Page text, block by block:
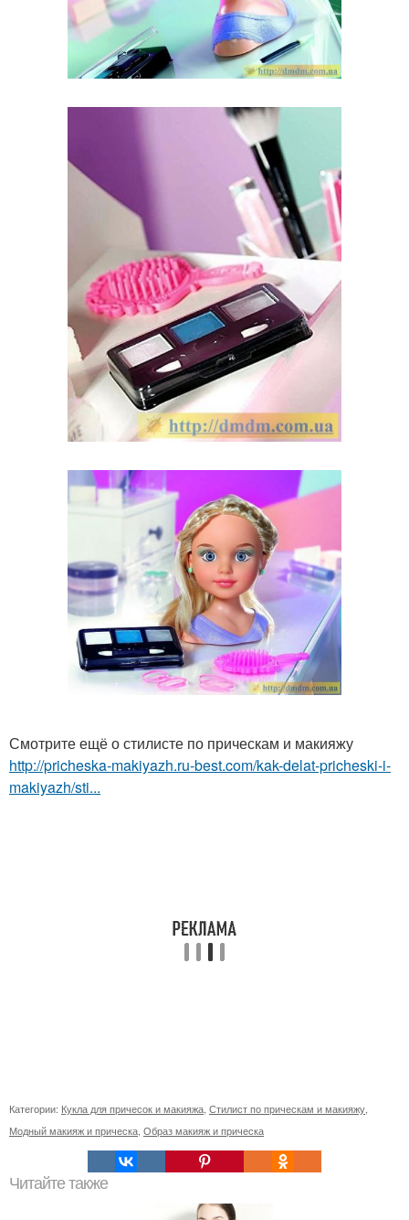
Смотрите ещё о стилисте по прическам и макияжу
http://pricheska-makiyazh.ru-best.com/kak-delat-pricheski-i-
makiyazh/sti...
Категории: Кукла для причесок и макияжа, Стилист по прическам и макияжу,
Модный макияж и прическа, Образ макияж и прическа
Читайте также